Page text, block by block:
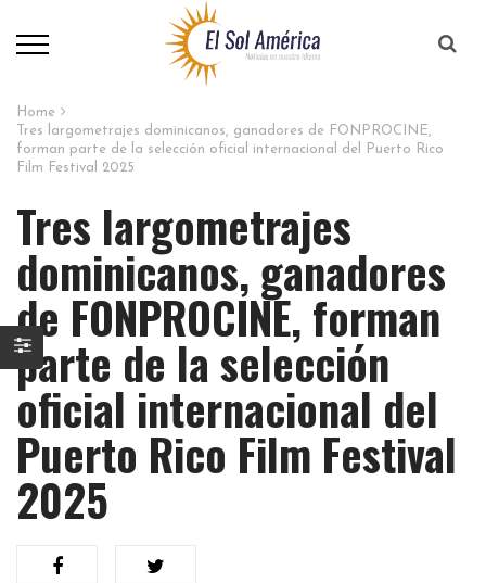
Home
Tres largometrajes dominicanos, ganadores de FONPROCINE,
forman parte de la selección oficial internacional del Puerto Rico
Film Festival 2025
Tres largometrajes
dominicanos, ganadores
de FONPROCINE, forman
parte de la selección
oficial internacional del
Puerto Rico Film Festival
2025